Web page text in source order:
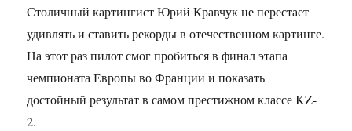
Столичный картингист Юрий Кравчук не перестает
удивлять и ставить рекорды в отечественном картинге.
На этот раз пилот смог пробиться в финал этапа
чемпионата Европы во Франции и показать
достойный результат в самом престижном классе KZ-
2.